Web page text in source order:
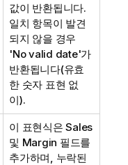
값이 반환됩니다.
일치 항목이 발견
되지 않을 경우
'No valid date'가
반환됩니다(유효
한 숫자 표현 없
이).
이 표현식은Sales
및 Margin 필드를
추가하며, 누락된